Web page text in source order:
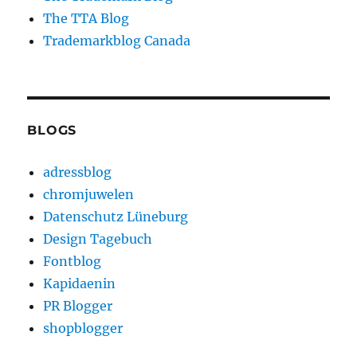
The TTA Blog
Trademarkblog Canada
BLOGS
adressblog
chromjuwelen
Datenschutz Lüneburg
Design Tagebuch
Fontblog
Kapidaenin
PR Blogger
shopblogger